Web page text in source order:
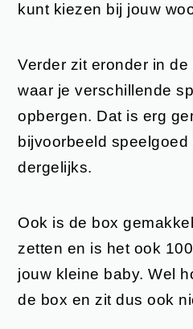
kunt kiezen bij jouw
Verder zit eronder in
waar je verschillende
opbergen. Dat is erg
bijvoorbeeld speelgoed
dergelijks.
Ook is de box
zetten en is het ook
jouw kleine baby. Wel
de box en zit dus ook